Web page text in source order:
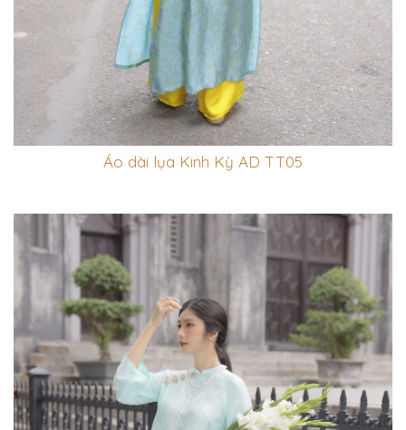
Áo dài lụa Kinh Kỳ AD TT05